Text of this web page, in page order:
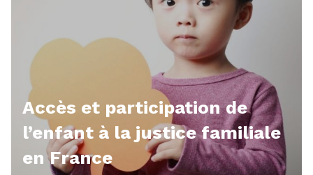
Accès et participation de
l’enfant à la justice familiale
en France